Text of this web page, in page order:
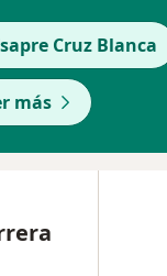
Cruz Blanca
más